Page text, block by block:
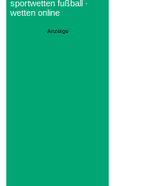
sportwetten fußball ·
wetten online
Anzeige